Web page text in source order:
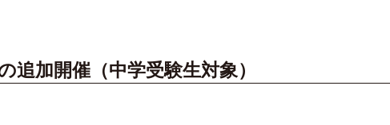
追加開催（中学受験生対象）